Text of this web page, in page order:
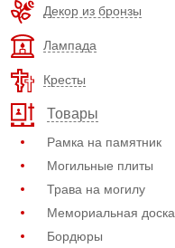
Декор из бронзы
Лампада
Кресты
Товары
Рамка на памятник
Могильные плиты
Трава на могилу
Мемориальная доска
Бордюры